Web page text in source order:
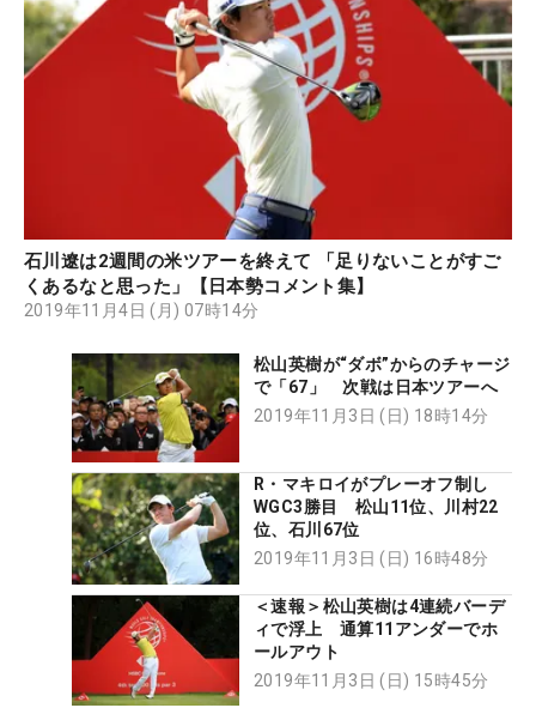
石川遼は2週間の米ツアーを終えて 「足りないことがすご
くあるなと思った」【日本勢コメント集】
2019年11月4日 (月) 07時14分
松山英樹が“ダボ”からのチャージ
で「67」 次戦は日本ツアーへ
2019年11月3日 (日) 18時14分
R・マキロイがプレーオフ制し
WGC3勝目 松山11位、川村22
位、石川67位
2019年11月3日 (日) 16時48分
＜速報＞松山英樹は4連続バーデ
ィで浮上 通算11アンダーでホ
ールアウト
2019年11月3日 (日) 15時45分